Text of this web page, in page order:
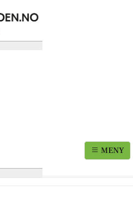
MENY